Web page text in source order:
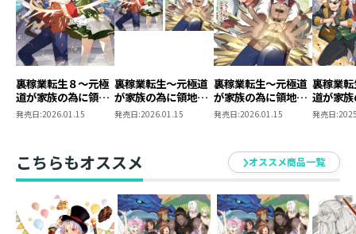
裏稼業転生８～元極
道が家族の為に領地
発展させますが何
発売日:2026.01.15
裏稼業転生～元極道
が家族の為に領地発
展させますが何か？
ット【特典SS付き】
発売日:2026.01.15
裏稼業転生～元極道
が家族の為に領地発
展させますが何か？
発売日:2026.01.15
裏稼業
道が家
発展さ
発売日:
こちらもオススメ オススメ商品一覧